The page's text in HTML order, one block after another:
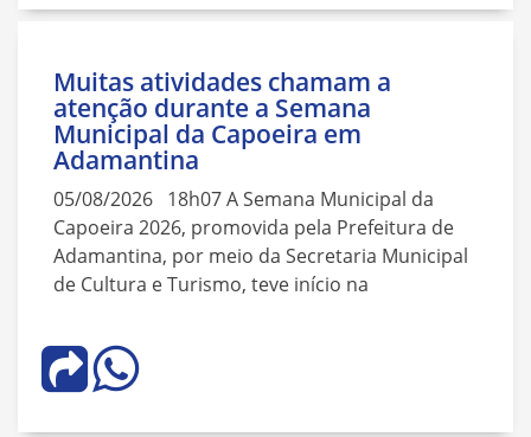
Muitas atividades chamam a
atenção durante a Semana
Municipal da Capoeira em
Adamantina
05/08/2026 18h07 A Semana Municipal da
Capoeira 2026, promovida pela Prefeitura de
Adamantina, por meio da Secretaria Municipal
de Cultura e Turismo, teve início na